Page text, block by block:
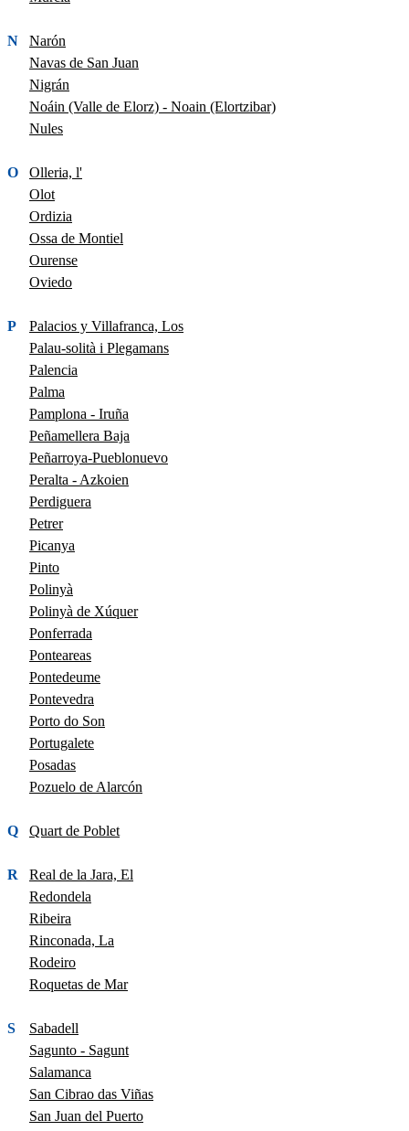
N
Narón
Navas de San Juan
Nigrán
Noáin (Valle de Elorz) - Noain (Elortzibar)
Nules
O
Olleria, l'
Olot
Ordizia
Ossa de Montiel
Ourense
Oviedo
P
Palacios y Villafranca, Los
Palau-solità i Plegamans
Palencia
Palma
Pamplona - Iruña
Peñamellera Baja
Peñarroya-Pueblonuevo
Peralta - Azkoien
Perdiguera
Petrer
Picanya
Pinto
Polinyà
Polinyà de Xúquer
Ponferrada
Ponteareas
Pontedeume
Pontevedra
Porto do Son
Portugalete
Posadas
Pozuelo de Alarcón
Q Quart de Poblet
R
Real de la Jara, El
Redondela
Ribeira
Rinconada, La
Rodeiro
Roquetas de Mar
S
Sabadell
Sagunto - Sagunt
Salamanca
San Cibrao das Viñas
San Juan del Puerto